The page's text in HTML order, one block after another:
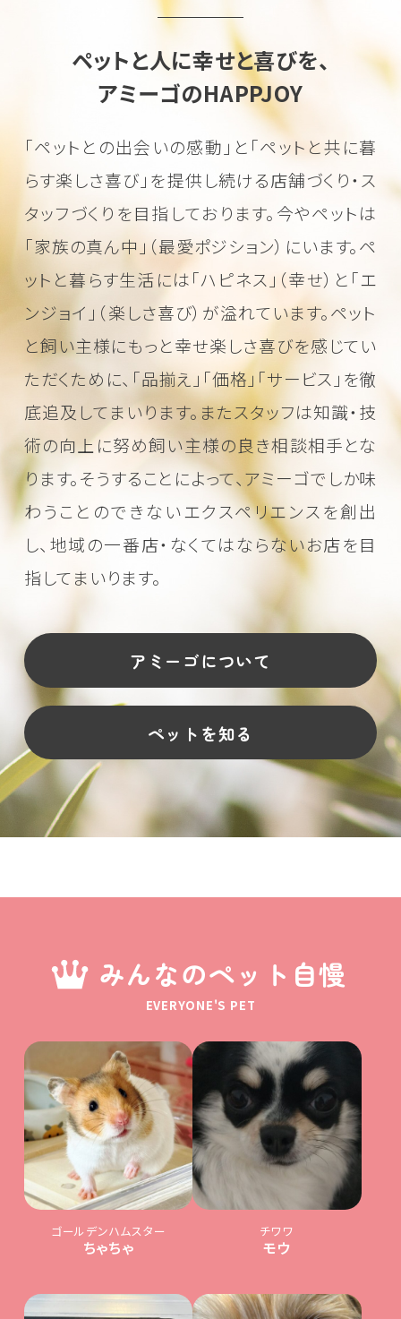
ペットと人に幸せと喜びを、
アミーゴのHAPPJOY
「ペットとの出会いの感動」と「ペットと共に暮
らす楽しさ喜び」を提供し続ける店舗づくり・ス
タッフづくりを目指しております。 今やペットは
「家族の真ん中」（最愛ポジション）にいます。ペ
ットと暮らす生活には「ハピネス」（幸せ）と「エ
ンジョイ」（楽しさ喜び）が溢れています。ペット
と飼い主様にもっと幸せ楽しさ喜びを感じてい
ただくために、 「品揃え」「価格」「サービス」を徹
底追及してまいります。またスタッフは知識・技
術の向上に努め飼い主様の良き相談相手とな
ります。そうすることによって、アミーゴでしか味
わうことのできないエクスペリエンスを創出
し、地域の一番店・なくてはならないお店を目
指してまいります。
アミーゴについて
ペットを知る
みんなのペット自慢
EVERYONE'S PET
ゴールデンハムスター
ちゃちゃ
チワワ
モウ